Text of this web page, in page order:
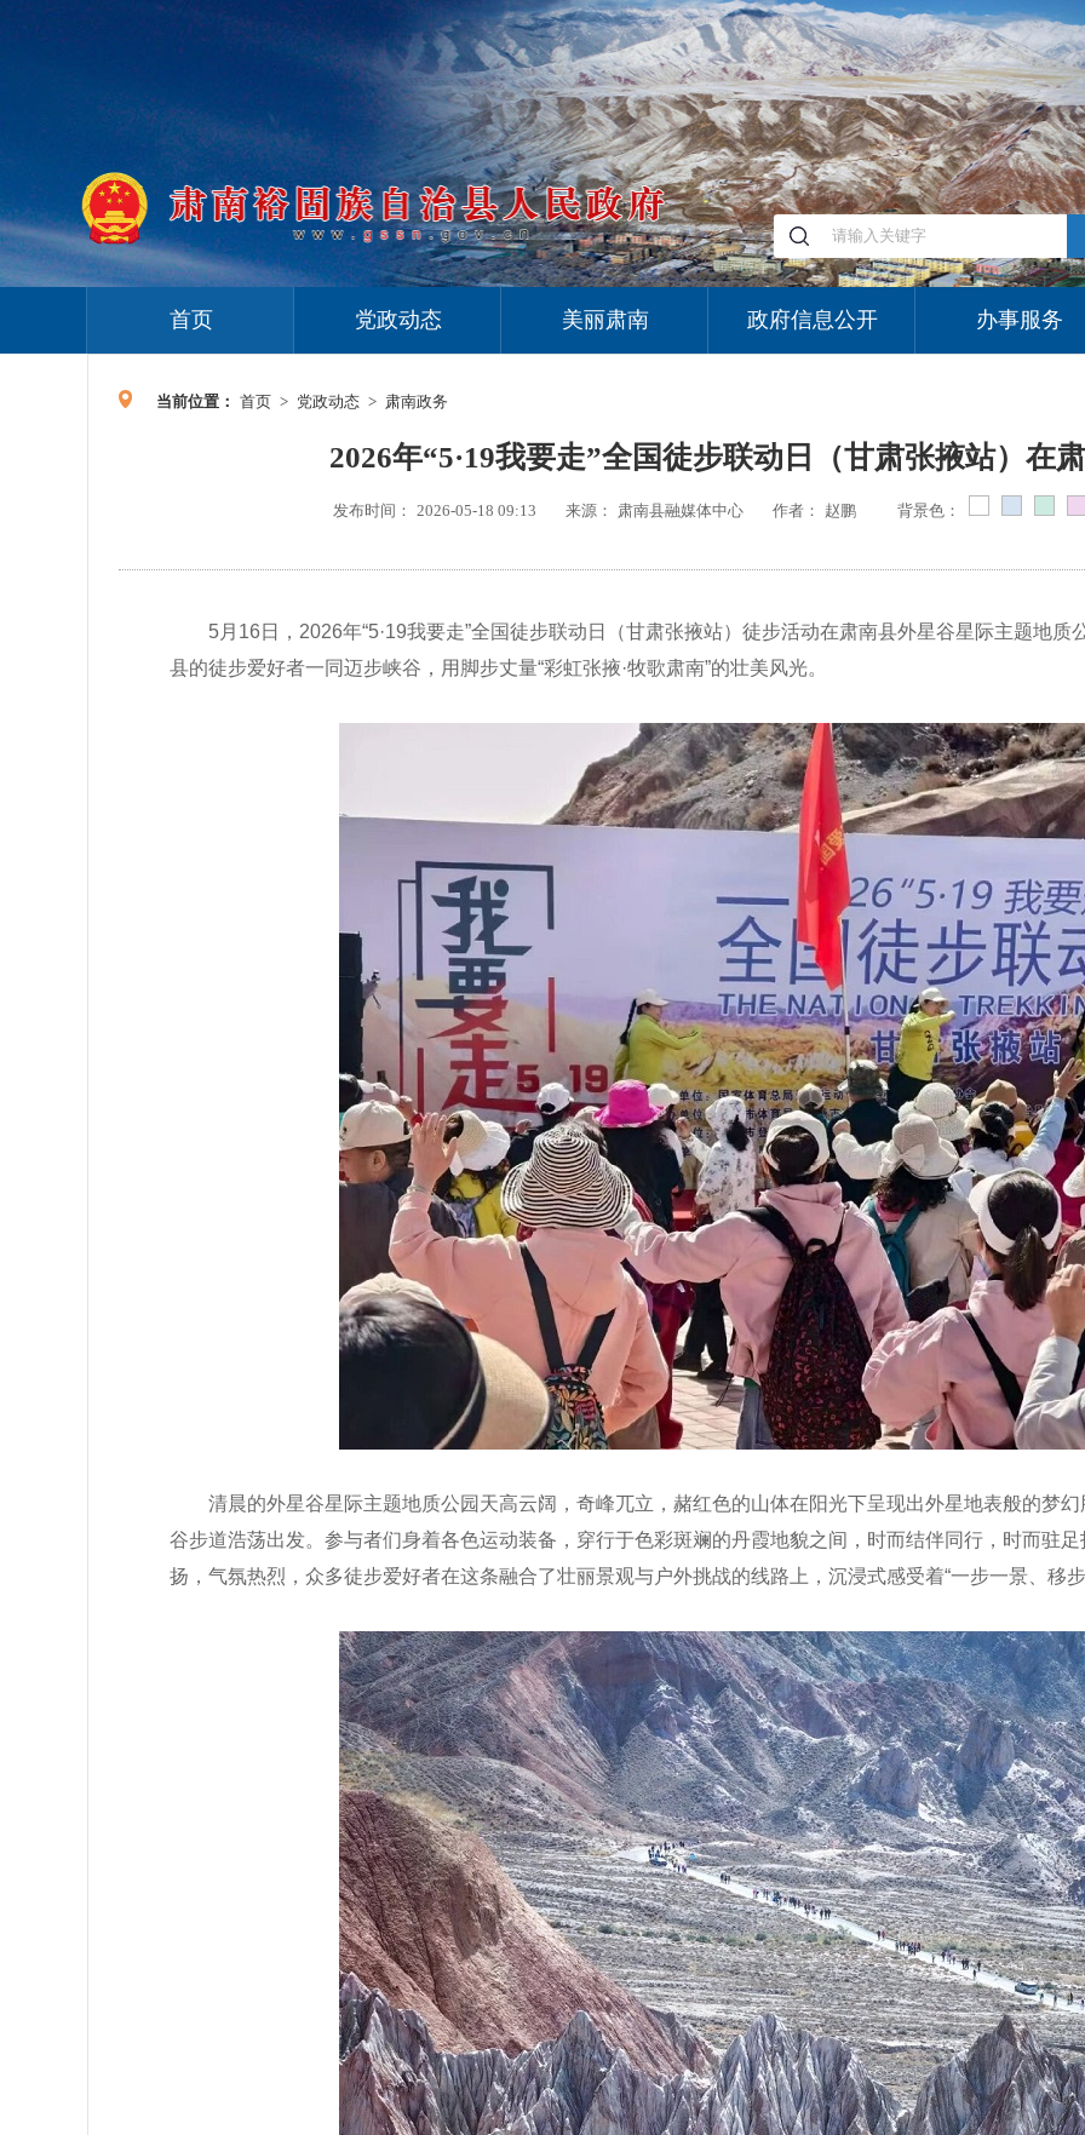
首页 党政动态 美丽肃南 政府信息公开 办事服务
当前位置： 首页 > 党政动态 > 肃南政务
2026年“5·19我要走”全国徒步联动日（甘肃张掖站）在
发布时间： 2026-05-18 09:13 来源： 肃南县融媒体中心 作者： 赵鹏 背景色：
5月16日，2026年“5·19我要走”全国徒步联动日（甘肃张掖站）徒步活动在肃南县外星谷星际主题地
县的徒步爱好者一同迈步峡谷，用脚步丈量“彩虹张掖·牧歌肃南”的壮美风光。
清晨的外星谷星际主题地质公园天高云阔，奇峰兀立，赭红色的山体在阳光下呈现出外星地表般的梦
谷步道浩荡出发。参与者们身着各色运动装备，穿行于色彩斑斓的丹霞地貌之间，时而结伴同行，时而驻
扬，气氛热烈，众多徒步爱好者在这条融合了壮丽景观与户外挑战的线路上，沉浸式感受着“一步一景、移